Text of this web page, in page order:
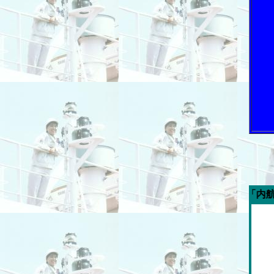
今週の「内航海運新聞